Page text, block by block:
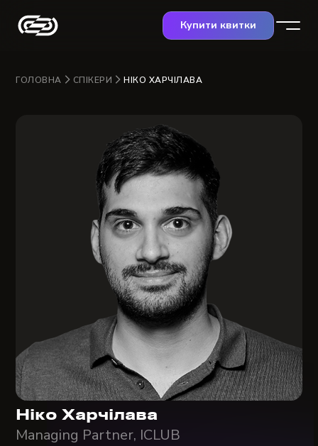
Купити квитки
ГОЛОВНА СПІКЕРИ НІКО ХАРЧІЛАВА
Ніко Харчілава
Managing Partner, ICLUB